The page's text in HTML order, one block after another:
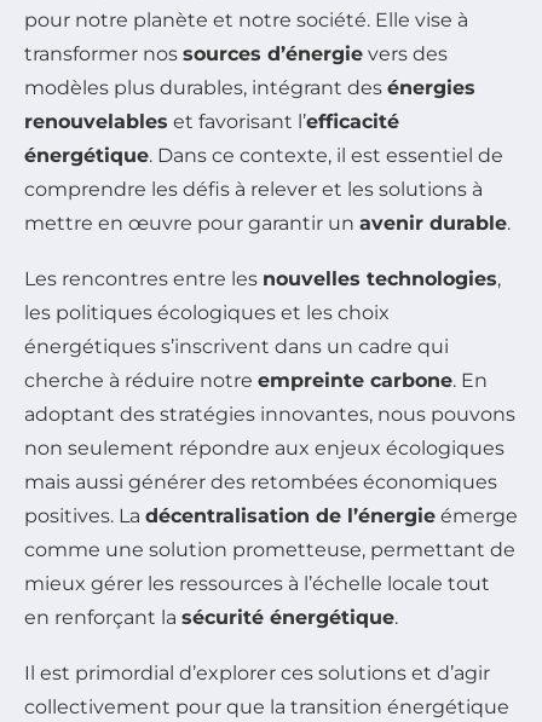
pour notre planète et notre société. Elle vise à
transformer nos sources d’énergie vers des
modèles plus durables, intégrant des énergies
renouvelables et favorisant l’efficacité
énergétique. Dans ce contexte, il est essentiel de
comprendre les défis à relever et les solutions à
mettre en œuvre pour garantir un avenir durable.
Les rencontres entre les nouvelles technologies,
les politiques écologiques et les choix
énergétiques s’inscrivent dans un cadre qui
cherche à réduire notre empreinte carbone. En
adoptant des stratégies innovantes, nous pouvons
non seulement répondre aux enjeux écologiques
mais aussi générer des retombées économiques
positives. La décentralisation de l’énergie émerge
comme une solution prometteuse, permettant de
mieux gérer les ressources à l’échelle locale tout
en renforçant la sécurité énergétique.
Il est primordial d’explorer ces solutions et d’agir
collectivement pour que la transition énergétique